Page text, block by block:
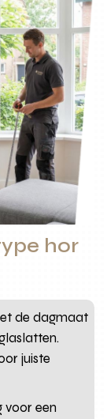
hor
de dagmaat
juiste
voor een